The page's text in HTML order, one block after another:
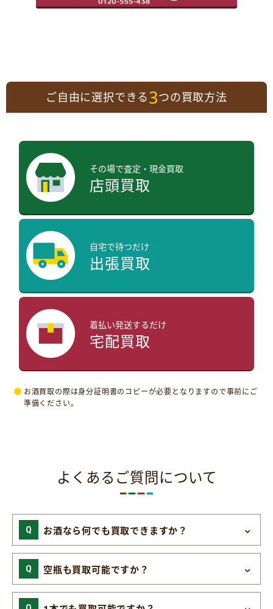
ご自由に選択できる3つの買取方法
その場で査定・現金買取
店頭買取
自宅で待つだけ
出張買取
着払い発送するだけ
宅配買取
お酒買取の際は身分証明書のコピーが必要となりますので事前にご
準備ください。
よくあるご質問について
お酒なら何でも買取できますか？
空瓶も買取可能ですか？